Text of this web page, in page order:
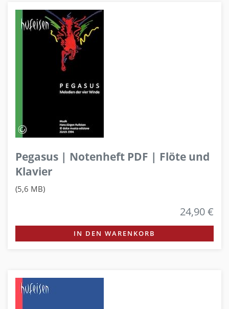
Pegasus | Notenheft PDF | Flöte und
Klavier
(5,6 MB)
24,90 €
IN DEN WARENKORB